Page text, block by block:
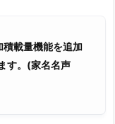
載量機能を追加
す。(家名名声